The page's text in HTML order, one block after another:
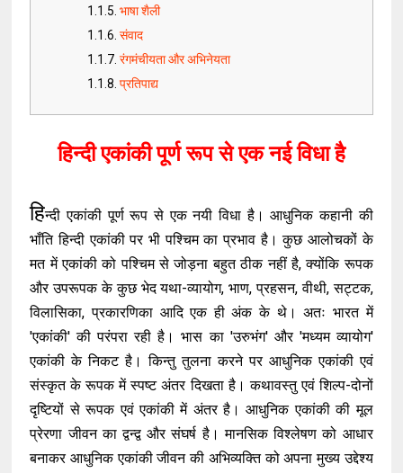
भाषा शैली
संवाद
रंगमंचीयता और अभिनेयता
प्रतिपाद्य
हिन्दी एकांकी पूर्ण रूप से एक नई विधा है
हिन्दी एकांकी पूर्ण रूप से एक नयी विधा है। आधुनिक कहानी की
भाँति हिन्दी एकांकी पर भी पश्चिम का प्रभाव है। कुछ आलोचकों के
मत में एकांकी को पश्चिम से जोड़ना बहुत ठीक नहीं है, क्योंकि रूपक
और उपरूपक के कुछ भेद यथा-व्यायोग, भाण, प्रहसन, वीथी, सट्टक,
विलासिका, प्रकारणिका आदि एक ही अंक के थे। अतः भारत में
'एकांकी' की परंपरा रही है। भास का 'उरुभंग' और 'मध्यम व्यायोग'
एकांकी के निकट है। किन्तु तुलना करने पर आधुनिक एकांकी एवं
संस्कृत के रूपक में स्पष्ट अंतर दिखता है। कथावस्तु एवं शिल्प-दोनों
दृष्टियों से रूपक एवं एकांकी में अंतर है। आधुनिक एकांकी की मूल
प्रेरणा जीवन का द्वन्द्व और संघर्ष है। मानसिक विश्लेषण को आधार
बनाकर आधुनिक एकांकी जीवन की अभिव्यक्ति को अपना मुख्य उद्देश्य